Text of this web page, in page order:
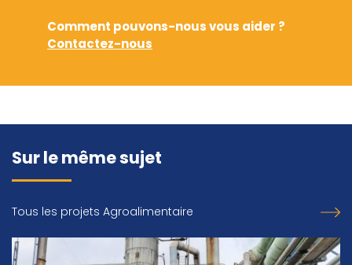
Comment pouvons-nous vous aider ?
Contactez-nous
Sur le même sujet
Tous les projets Agroalimentaire